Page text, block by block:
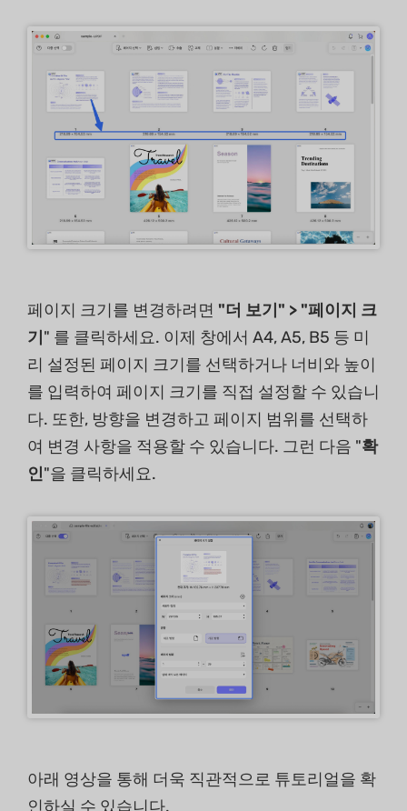
페이지 크기를 변경하려면 "더 보기" > "페이지 크
기 " 를 클릭하세요. 이제 창에서 A4, A5, B5 등 미
리 설정된 페이지 크기를 선택하거나 너비와 높이
를 입력하여 페이지 크기를 직접 설정할 수 있습니
다. 또한, 방향을 변경하고 페이지 범위를 선택하
여 변경 사항을 적용할 수 있습니다. 그런 다음 "확
인"을 클릭하세요.
아래 영상을 통해 더욱 직관적으로 튜토리얼을 확
인하실 수 있습니다.